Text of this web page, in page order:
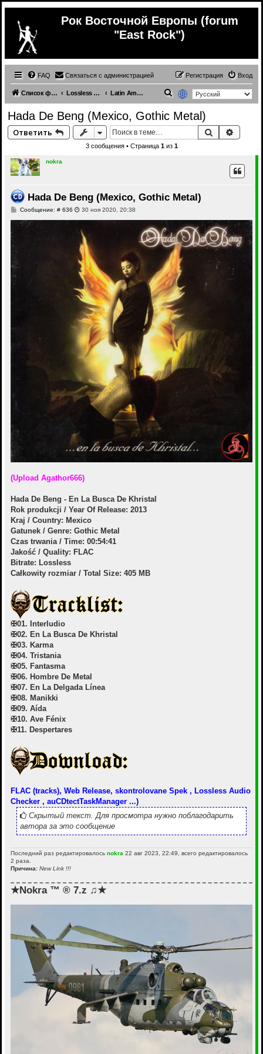
Рок Восточной Европы (forum
"East Rock")
FAQ Связаться с администрацией Вход
Регистрация
Список форумов Lossless (Music from other countries) Latin America (different genres) (lossless)
и
к
Hada De Beng (Mexico, Gothic Metal)
Ответить Поиск
3 сообщения • Страница 1из 1
nokra
Hada De Beng (Mexico, Gothic Metal)
Сообщение: # 636С 30 ноя 2020, 20:38
(Upload Agathor666)
Hada De Beng - En La Busca De Khristal
Rok produkcji / Year Of Release: 2013
Kraj / Country: Mexico
Gatunek / Genre: Gothic Metal
Czas trwania / Time: 00:54:41
Jakość / Quality: FLAC
Bitrate: Lossless
Całkowity rozmiar / Total Size: 405 MB
✠01. Interludio
✠02. En La Busca De Khristal
✠03. Karma
✠04. Tristania
✠05. Fantasma
✠06. Hombre De Metal
✠07. En La Delgada Línea
✠08. Manikki
✠09. Aída
✠10. Ave Fénix
✠11. Despertares
FLAC (tracks), Web Release, skontrolovane Spek , Lossless Audio
Checker , auCDtectTaskManager ...)
Скрытый текст. Для просмотра нужно поблагодарить
автора за это сообщение
Последний раз редактировалось nokra 22 авг 2023, 22:49, всего редактировалось
2 раза.
Причина: New Link !!!
★Nokra ™ ® 7.z ♫★